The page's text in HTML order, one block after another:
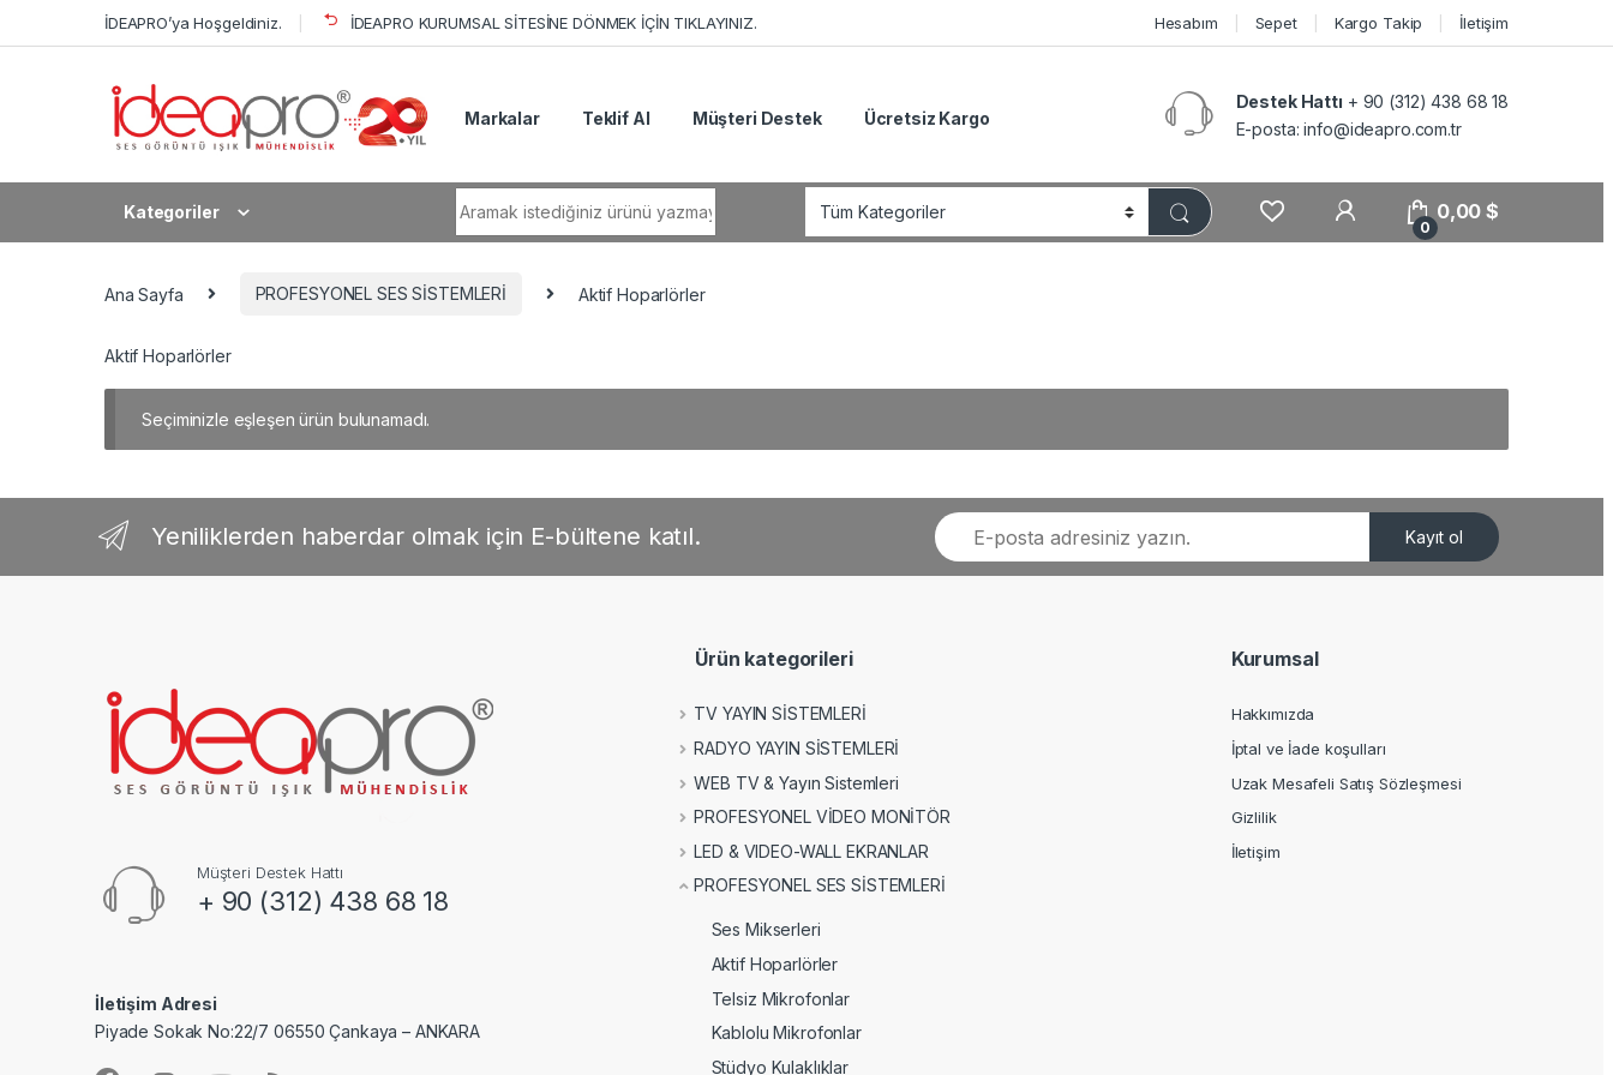
Skip to navigation
Skip to contentİDEAPRO’ya Hoşgeldiniz. İDEAPRO KURUMSAL SİTESİNE DÖNMEK İÇİN TIKLAYINIZ. Hesabım Sepet Kargo Takip İletişim
Markalar Teklif Al Müşteri Destek Ücretsiz Kargo
Destek Hattı + 90 (312) 438 68 18
E-posta:info@ideapro.com.tr
Kategoriler
0
0,00$
Ana Sayfa PROFESYONEL SES SİSTEMLERİ Aktif Hoparlörler
Aktif Hoparlörler
Seçiminizle eşleşen ürün bulunamadı.
Yeniliklerden haberdar olmak için E-bültene katıl. Kayıt ol
Müşteri Destek Hattı
+ 90 (312) 438 68 18
İletişim Adresi
Piyade Sokak No:22/7 06550 Çankaya – ANKARA
Ürün kategorileri
TV YAYIN SİSTEMLERİ
RADYO YAYIN SİSTEMLERİ
WEB TV & Yayın Sistemleri
PROFESYONEL VİDEO MONİTÖR
LED & VIDEO-WALL EKRANLAR
PROFESYONEL SES SİSTEMLERİ
Ses Mikserleri
Aktif Hoparlörler
Telsiz Mikrofonlar
Kablolu Mikrofonlar
Stüdyo Kulaklıklar
Kurumsal
Hakkımızda
İptal ve İade koşulları
Uzak Mesafeli Satış Sözleşmesi
Gizlilik
İletişim